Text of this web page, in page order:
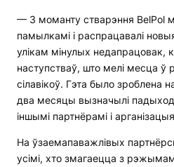
— З моманту стварэння BelPol
памылкамі і распрацавалі
улікам мінулых недапрацовак,
наступстваў, што мелі месца ў
сілавікоў. Гэта было
два месяцы вызначылі
іншымі партнёрамі і
На ўзаемапаважлівых
усімі, хто змагаецца з